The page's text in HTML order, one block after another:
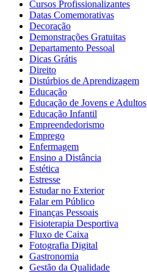
Cursos Profissionalizantes
Datas Comemorativas
Decoração
Demonstrações Gratuitas
Departamento Pessoal
Dicas Grátis
Direito
Distúrbios de Aprendizagem
Educação
Educação de Jovens e Adultos
Educação Infantil
Empreendedorismo
Emprego
Enfermagem
Ensino a Distância
Estética
Estresse
Estudar no Exterior
Falar em Público
Finanças Pessoais
Fisioterapia Desportiva
Fluxo de Caixa
Fotografia Digital
Gastronomia
Gestão da Qualidade